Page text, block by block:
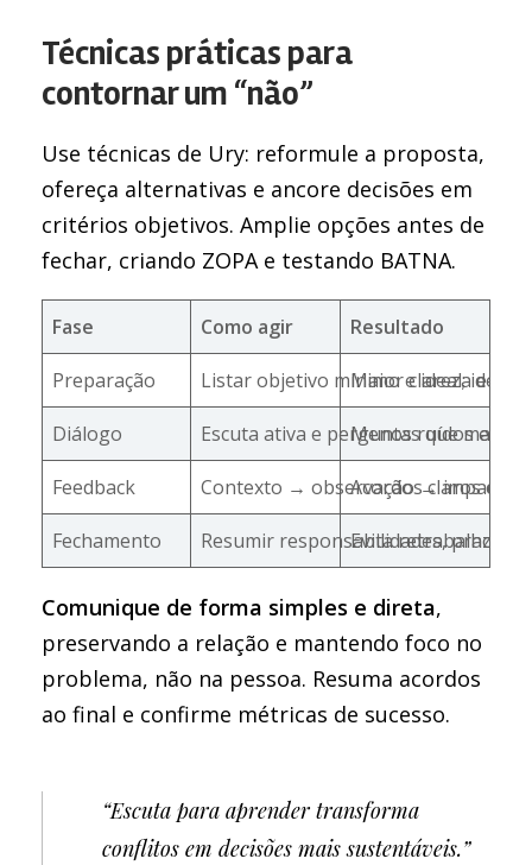
Técnicas práticas para
contornar um “não”
Use técnicas de Ury: reformule a proposta,
ofereça alternativas e ancore decisões em
critérios objetivos. Amplie opções antes de
fechar, criando ZOPA e testando BATNA.
Fase Como agir Resultado
Preparação Listar objetivo mínimo e ideal;
Maior clareza e
Diálogo Escuta ativa e perguntas que
Menos ruídos e
Feedback Contexto → observação → impacto
Acordos claros e
Fechamento Resumir responsabilidades, prazos
Evita retrabalho e
Comunique de forma simples e direta,
preservando a relação e mantendo foco no
problema, não na pessoa. Resuma acordos
ao final e confirme métricas de sucesso.
“Escuta para aprender transforma
conflitos em decisões mais sustentáveis.”